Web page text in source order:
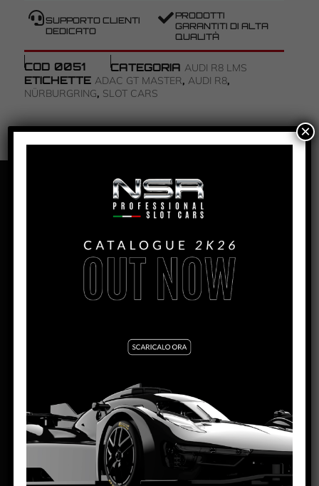
SUPPORTO CLIENTI
DEDICATO
PRODOTTI
GARANTITI DI ALTA
QUALITÀ
COD 0051 CATEGORIA AUDI R8 LMS
ETICHETTE ADAC GT MASTER, AUDI R8,
NÜRBURGRING, SLOT CARS
PANORAMICA
2012 – ADAC GT MASTER – #40
PRODUZIONE:
MOTORE AW:King 21 Evo3 21.400 rpm
139,5mm
DISTANZA ASSE POSTERIORE/GUIDA:
PESO CORPO: 20,5g
SCHEDA TECNICA
×